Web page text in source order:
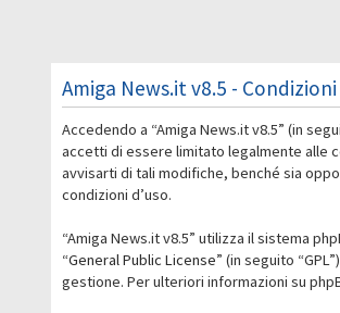
Amiga News.it v8.5 - Condizioni
Accedendo a “Amiga News.it v8.5” (in
accetti di essere limitato legalmente alle
avvisarti di tali modifiche, benché sia
condizioni d’uso.
“Amiga News.it v8.5” utilizza il sistema
“General Public License” (in seguito
gestione. Per ulteriori informazioni su